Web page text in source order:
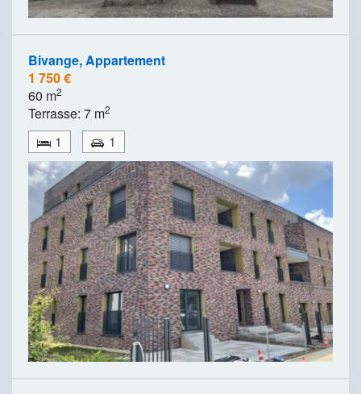
Bivange, Appartement
1 750 €
60 m2
Terrasse: 7 m2
1 1